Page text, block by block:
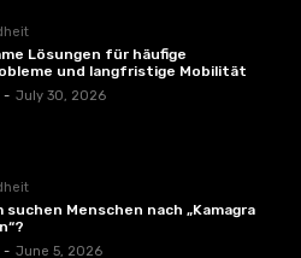
Lösungen für häufige
und langfristige Mobilität
- July 30, 2026
suchen Menschen nach „Kamagra
- June 5, 2026